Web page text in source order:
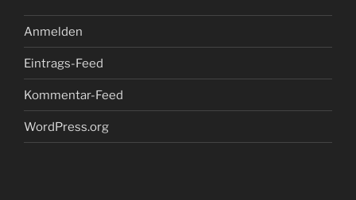
Anmelden
Eintrags-Feed
Kommentar-Feed
WordPress.org